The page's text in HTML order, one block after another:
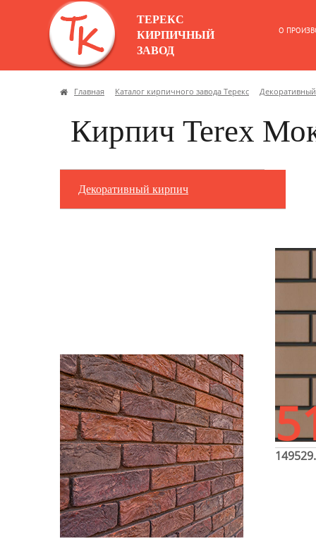
ТЕРЕКС
КИРПИЧНЫЙ
ЗАВОД
О
Главная Каталог кирпичного завода Терекс
Кирпич Terex
Декоративный кирпич